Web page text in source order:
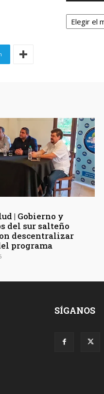
Archivos
| Gobierno y
del sur salteño
descentralizar
programa
SÍGANOS